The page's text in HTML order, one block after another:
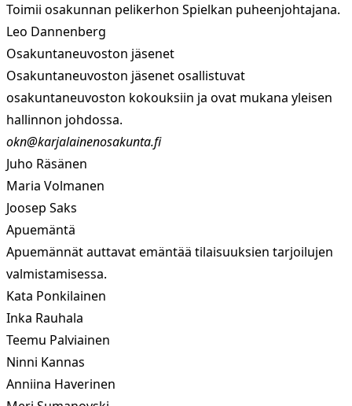
Toimii osakunnan pelikerhon Spielkan puheenjohtajana.
Leo Dannenberg
Osakuntaneuvoston jäsenet
Osakuntaneuvoston jäsenet osallistuvat
osakuntaneuvoston kokouksiin ja ovat mukana yleisen
hallinnon johdossa.
okn@karjalainenosakunta.fi
Juho Räsänen
Maria Volmanen
Joosep Saks
Apuemäntä
Apuemännät auttavat emäntää tilaisuuksien tarjoilujen
valmistamisessa.
Kata Ponkilainen
Inka Rauhala
Teemu Palviainen
Ninni Kannas
Anniina Haverinen